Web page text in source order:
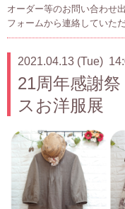
オーダー等のお問い合わせ
フォームから連絡していた
2021.04.13 (Tue)
21周年感謝
スお洋服展